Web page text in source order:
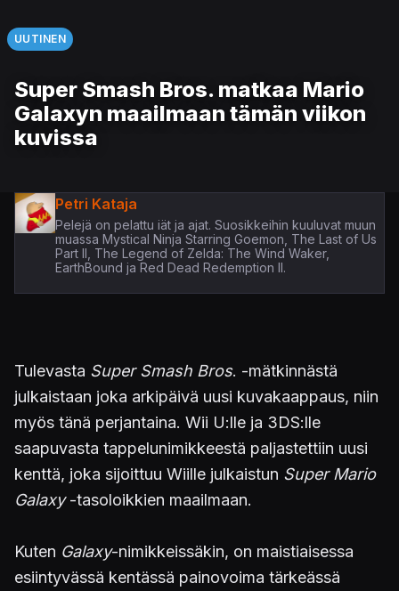
UUTINEN
Super Smash Bros. matkaa Mario
Galaxyn maailmaan tämän viikon
kuvissa
Petri Kataja
Pelejä on pelattu iät ja ajat. Suosikkeihin kuuluvat muun
muassa Mystical Ninja Starring Goemon, The Last of Us
Part II, The Legend of Zelda: The Wind Waker,
EarthBound ja Red Dead Redemption II.
Tulevasta Super Smash Bros. -mätkinnästä
julkaistaan joka arkipäivä uusi kuvakaappaus, niin
myös tänä perjantaina. Wii U:lle ja 3DS:lle
saapuvasta tappelunimikkeestä paljastettiin uusi
kenttä, joka sijoittuu Wiille julkaistun Super Mario
Galaxy-tasoloikkien maailmaan.
Kuten Galaxy-nimikkeissäkin, on maistiaisessa
esiintyvässä kentässä painovoima tärkeässä